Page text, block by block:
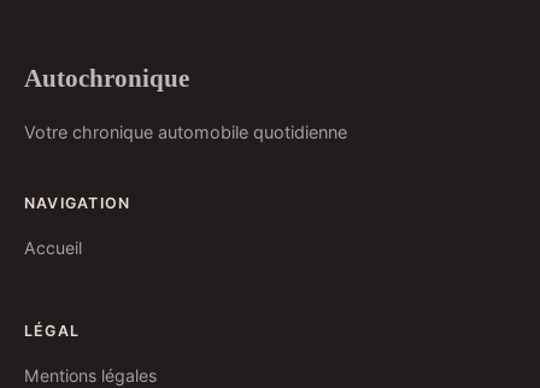
Autochronique
Votre chronique automobile quotidienne
NAVIGATION
Accueil
LÉGAL
Mentions légales